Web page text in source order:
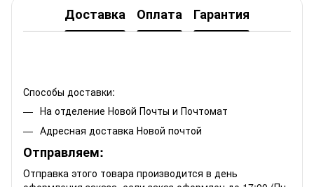
Доставка Оплата Гарантия
Способы доставки:
На отделение Новой Почты и Почтомат
Адресная доставка Новой почтой
Отправляем:
Отправка этого товара производится в день